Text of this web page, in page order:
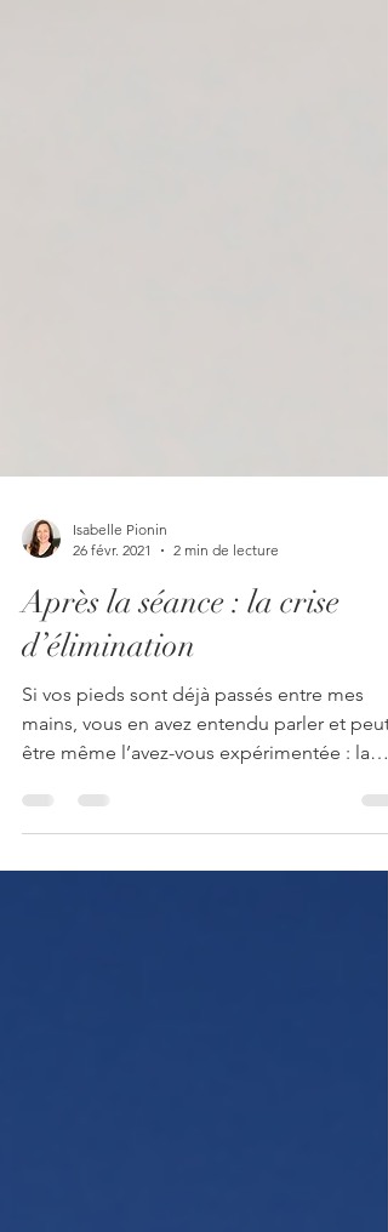
26 févr. 2021
2 min de lecture
Après la séance : la crise
d’élimination
Si vos pieds sont déjà passés entre mes
être même l’avez-vous expérimentée : la
crise...